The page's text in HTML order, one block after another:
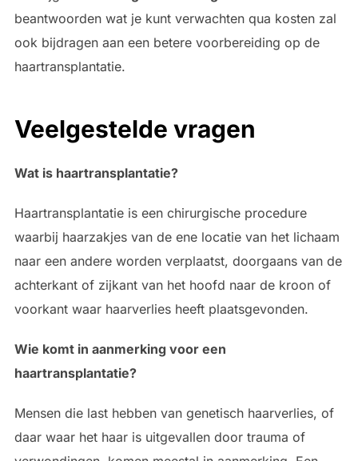
beantwoorden wat je kunt verwachten qua kosten zal
ook bijdragen aan een betere voorbereiding op de
haartransplantatie.
Veelgestelde vragen
Wat is haartransplantatie?
Haartransplantatie is een chirurgische procedure
waarbij haarzakjes van de ene locatie van het lichaam
naar een andere worden verplaatst, doorgaans van de
achterkant of zijkant van het hoofd naar de kroon of
voorkant waar haarverlies heeft plaatsgevonden.
Wie komt in aanmerking voor een
haartransplantatie?
Mensen die last hebben van genetisch haarverlies, of
daar waar het haar is uitgevallen door trauma of